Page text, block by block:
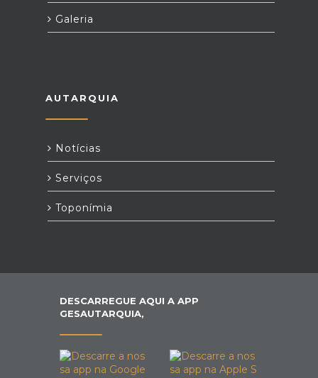
Galeria
AUTARQUIA
Notícias
Serviços
Toponímia
DESCARREGUE AQUI A APP
GESAUTARQUIA,